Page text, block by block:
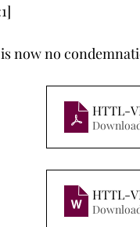
now no
HTTL-
HTTL-